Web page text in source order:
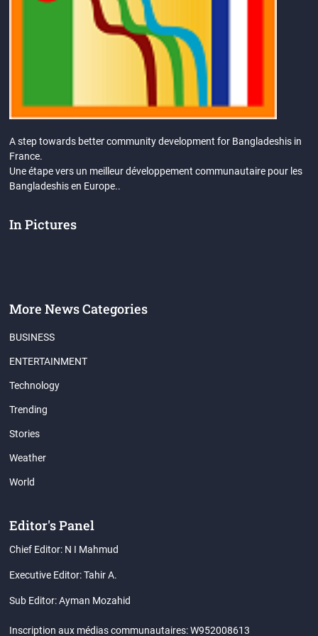
A step towards better community development for Bangladeshis in
France.
Une étape vers un meilleur développement communautaire pour les
Bangladeshis en Europe..
In Pictures
More News Categories
BUSINESS
ENTERTAINMENT
Technology
Trending
Stories
Weather
World
Editor's Panel
Chief Editor: N I Mahmud
Executive Editor: Tahir A.
Sub Editor: Ayman Mozahid
Inscription aux médias communautaires: W952008613